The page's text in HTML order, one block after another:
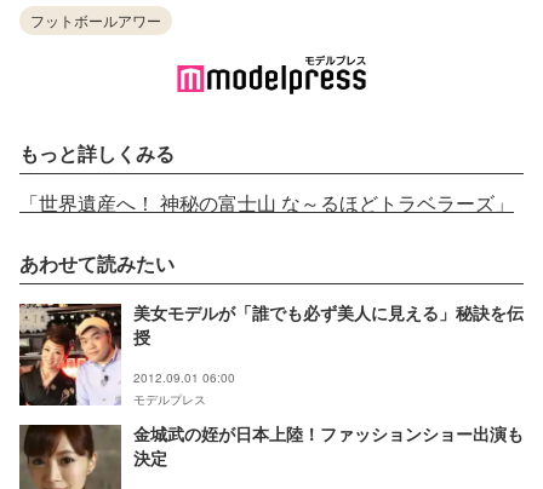
フットボールアワー
もっと詳しくみる
「世界遺産へ！ 神秘の富士山 な～るほどトラベラーズ」
あわせて読みたい
美女モデルが「誰でも必ず美人に見える」秘訣を伝
授
2012.09.01 06:00
モデルプレス
金城武の姪が日本上陸！ファッションショー出演も
決定